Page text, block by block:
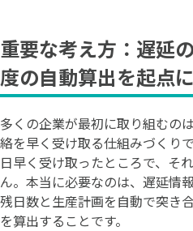
重要な考え方：遅延
度の自動算出を起点
多くの企業が最初に取り組むの
絡を早く受け取る仕組みづくり
日早く受け取ったところで、そ
ん。本当に必要なのは、遅延情
残日数と生産計画を自動で突き
を算出することです。